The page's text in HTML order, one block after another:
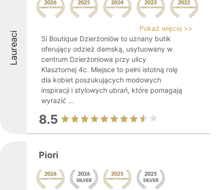
Laureaci
Pokaż więcej >>
Si Boutique Dzierżoniów to uznany butik
oferujący odzież damską, usytuowany w
centrum Dzierżoniowa przy ulicy
Klasztornej 4c. Miejsce to pełni istotną rolę
dla kobiet poszukujących modowych
inspiracji i stylowych ubrań, które pomagają
wyrazić ...
8.5
Piori